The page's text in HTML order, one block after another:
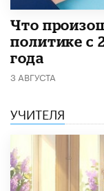
​Что
политике с
года
3 АВГУСТА
УЧИТЕЛЯ